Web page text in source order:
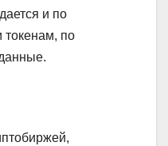
и по
токенам, по